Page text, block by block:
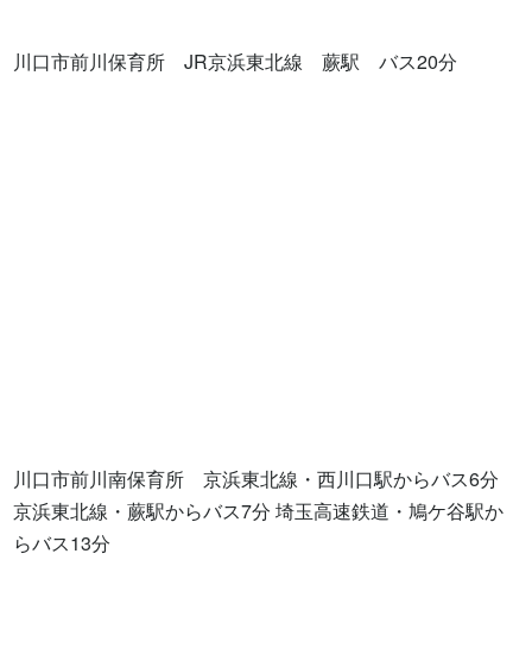
川口市前川保育所　JR京浜東北線　蕨駅　バス20分
川口市前川南保育所　京浜東北線・西川口駅からバス6分
京浜東北線・蕨駅からバス7分 埼玉高速鉄道・鳩ケ谷駅か
らバス13分